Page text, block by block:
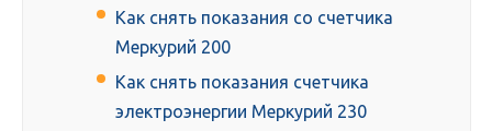
Как снять показания со счетчика
Меркурий 200
Как снять показания счетчика
электроэнергии Меркурий 230